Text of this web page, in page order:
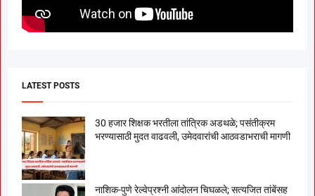
LATEST POSTS
30 हजार शिक्षक भरतीला तांत्रिक अडथळे; पसंतीक्रम
भरण्यासाठी मुदत वाढवली, उमेदवारांची आठवडाभराची मागणी
नाशिक-पुणे रेल्वेप्रश्नी आंदोलन चिघळले; सत्यजित तांबेंसह